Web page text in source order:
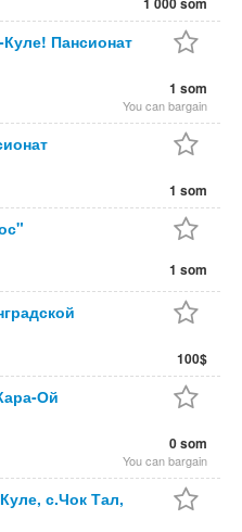
Пансионат
1 som
You can bargain
1 som
1 som
100$
Ой
0 som
You can bargain
с.Чок Тал,